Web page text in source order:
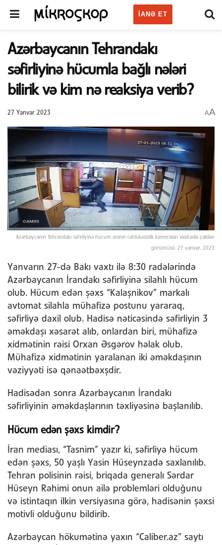
IANƏ ET
Azərbaycanın Tehrandakı
səfirliyinə hücumla bağlı nələri
bilirik və kim nə reaksiya verib?
27 Yanvar 2023 AA
Azərbaycanın Tehrandakı səfirliyinə hücum anının təhlükəsizlik kameraları vasitəsilə çəkilən
görüntüsü. 27 yanvar, 2023
Yanvarın 27-də Bakı vaxtı ilə 8:30 radələrində
Azərbaycanın İrandakı səfirliyinə silahlı hücum
olub. Hücum edən şəxs “Kalaşnikov” markalı
avtomat silahla mühafizə postunu yararaq,
səfirliyə daxil olub. Hadisə nəticəsində səfirliyin 3
əməkdaşı xəsarət alıb, onlardan biri, mühafizə
xidmətinin rəisi Orxan Əsgərov həlak olub.
Mühafizə xidmətinin yaralanan iki əməkdaşının
vəziyyəti isə qənaətbəxşdir.
Hadisədən sonra Azərbaycanın İrandakı
səfirliyinin əməkdaşlarının təxliyəsinə başlanılıb.
Hücum edən şəxs kimdir?
İran mediası, “Tasnim” yazır ki, səfirliyə hücum
edən şəxs, 50 yaşlı Yasin Hüseynzadə saxlanılıb.
Tehran polisinin rəisi, briqada generalı Sərdar
Hüseyn Rəhimi onun ailə problemləri olduğunu
və istintaqın ilkin versiyasına görə, hadisənin şəxsi
motivli olduğunu bildirib.
Azərbaycan hökumətinə yaxın “Caliber.az” saytı